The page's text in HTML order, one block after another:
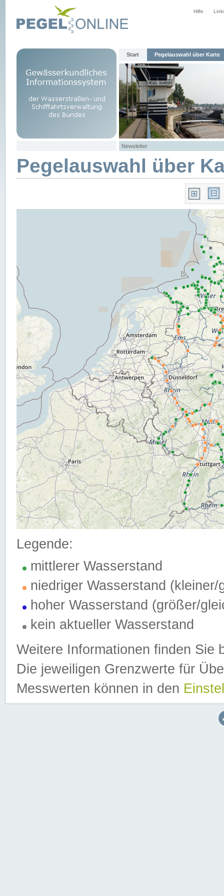
Hilfe
Start Pegelauswahl über Karte
Newsletter
Pegelauswahl über
Legende:
mittlerer Wasserstand
niedriger Wasserstand (kleiner/
hoher Wasserstand (größer/
kein aktueller Wasserstand
Weitere Informationen finden Sie
Die jeweiligen Grenzwerte für
Messwerten können in den